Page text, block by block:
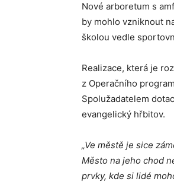
Nové arboretum s
by mohlo vzniknout
školou vedle
Realizace, která je
z Operačního
Spolužadatelem
evangelický hřbitov.
„Ve městě je sice
Město na jeho chod
prvky, kde si lidé